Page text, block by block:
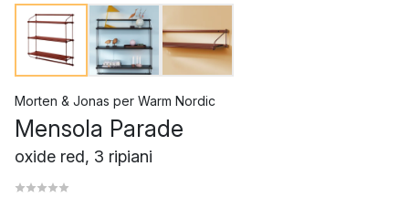
Morten & Jonas per Warm Nordic
Mensola Parade
oxide red, 3 ripiani